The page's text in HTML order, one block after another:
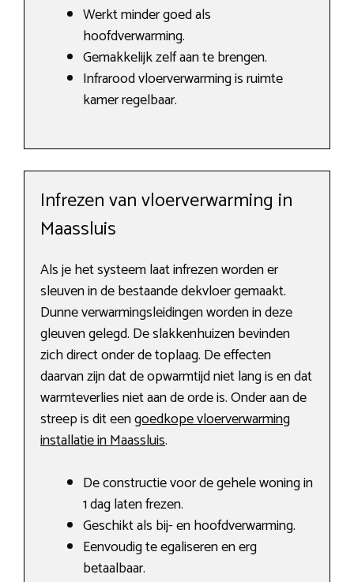
Werkt minder goed als
hoofdverwarming.
Gemakkelijk zelf aan te brengen.
Infrarood vloerverwarming is ruimte
kamer regelbaar.
Infrezen van vloerverwarming in
Maassluis
Als je het systeem laat infrezen worden er
sleuven in de bestaande dekvloer gemaakt.
Dunne verwarmingsleidingen worden in deze
gleuven gelegd. De slakkenhuizen bevinden
zich direct onder de toplaag. De effecten
daarvan zijn dat de opwarmtijd niet lang is en dat
warmteverlies niet aan de orde is. Onder aan de
streep is dit eengoedkope vloerverwarming
installatie in Maassluis.
De constructie voor de gehele woning in
1 dag laten frezen.
Geschikt als bij- en hoofdverwarming.
Eenvoudig te egaliseren en erg
betaalbaar.